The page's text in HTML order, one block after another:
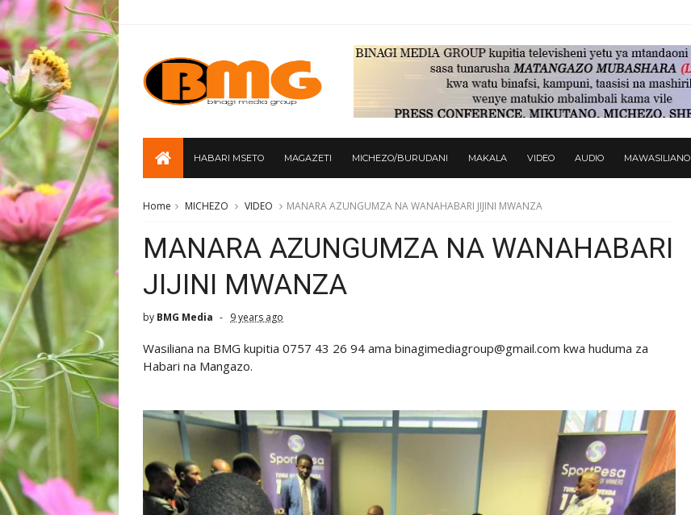
HABARI MSETO MAGAZETI MICHEZO/BURUDANI MAKALA VIDEO AUDIO MAWASILIANO
Home MICHEZO VIDEO MANARA AZUNGUMZA NA WANAHABARI JIJINI MWANZA
MANARA AZUNGUMZA NA WANAHABARI
JIJINI MWANZA
by BMG Media 9 years ago
Wasiliana na BMG kupitia 0757 43 26 94 ama binagimediagroup@gmail.com kwa huduma za
Habari na Mangazo.